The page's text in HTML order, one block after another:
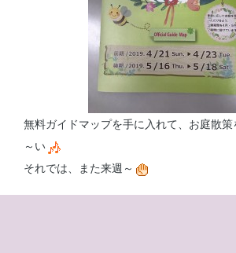
無料ガイドマップを手に入れて、お庭散策
～い
それでは、また来週～